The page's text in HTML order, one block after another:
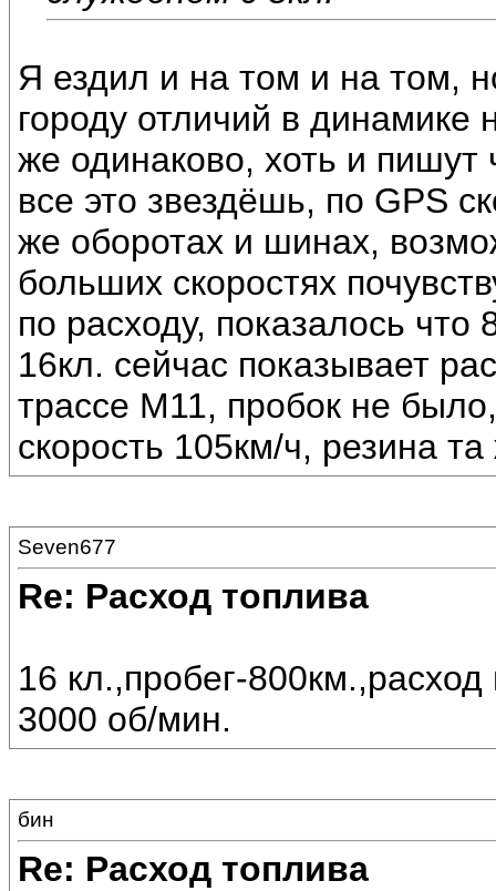
Я ездил и на том и на том,
городу отличий в динамике
же одинаково, хоть и пишут
все это звездёшь, по GPS
же оборотах и шинах,
больших скоростях
по расходу, показалось
16кл. сейчас показывает
трассе М11, пробок не
скорость 105км/ч, резина
Seven677
Re: Расход топлива
16 кл.,пробег-
3000 об/мин.
бин
Re: Расход топлива